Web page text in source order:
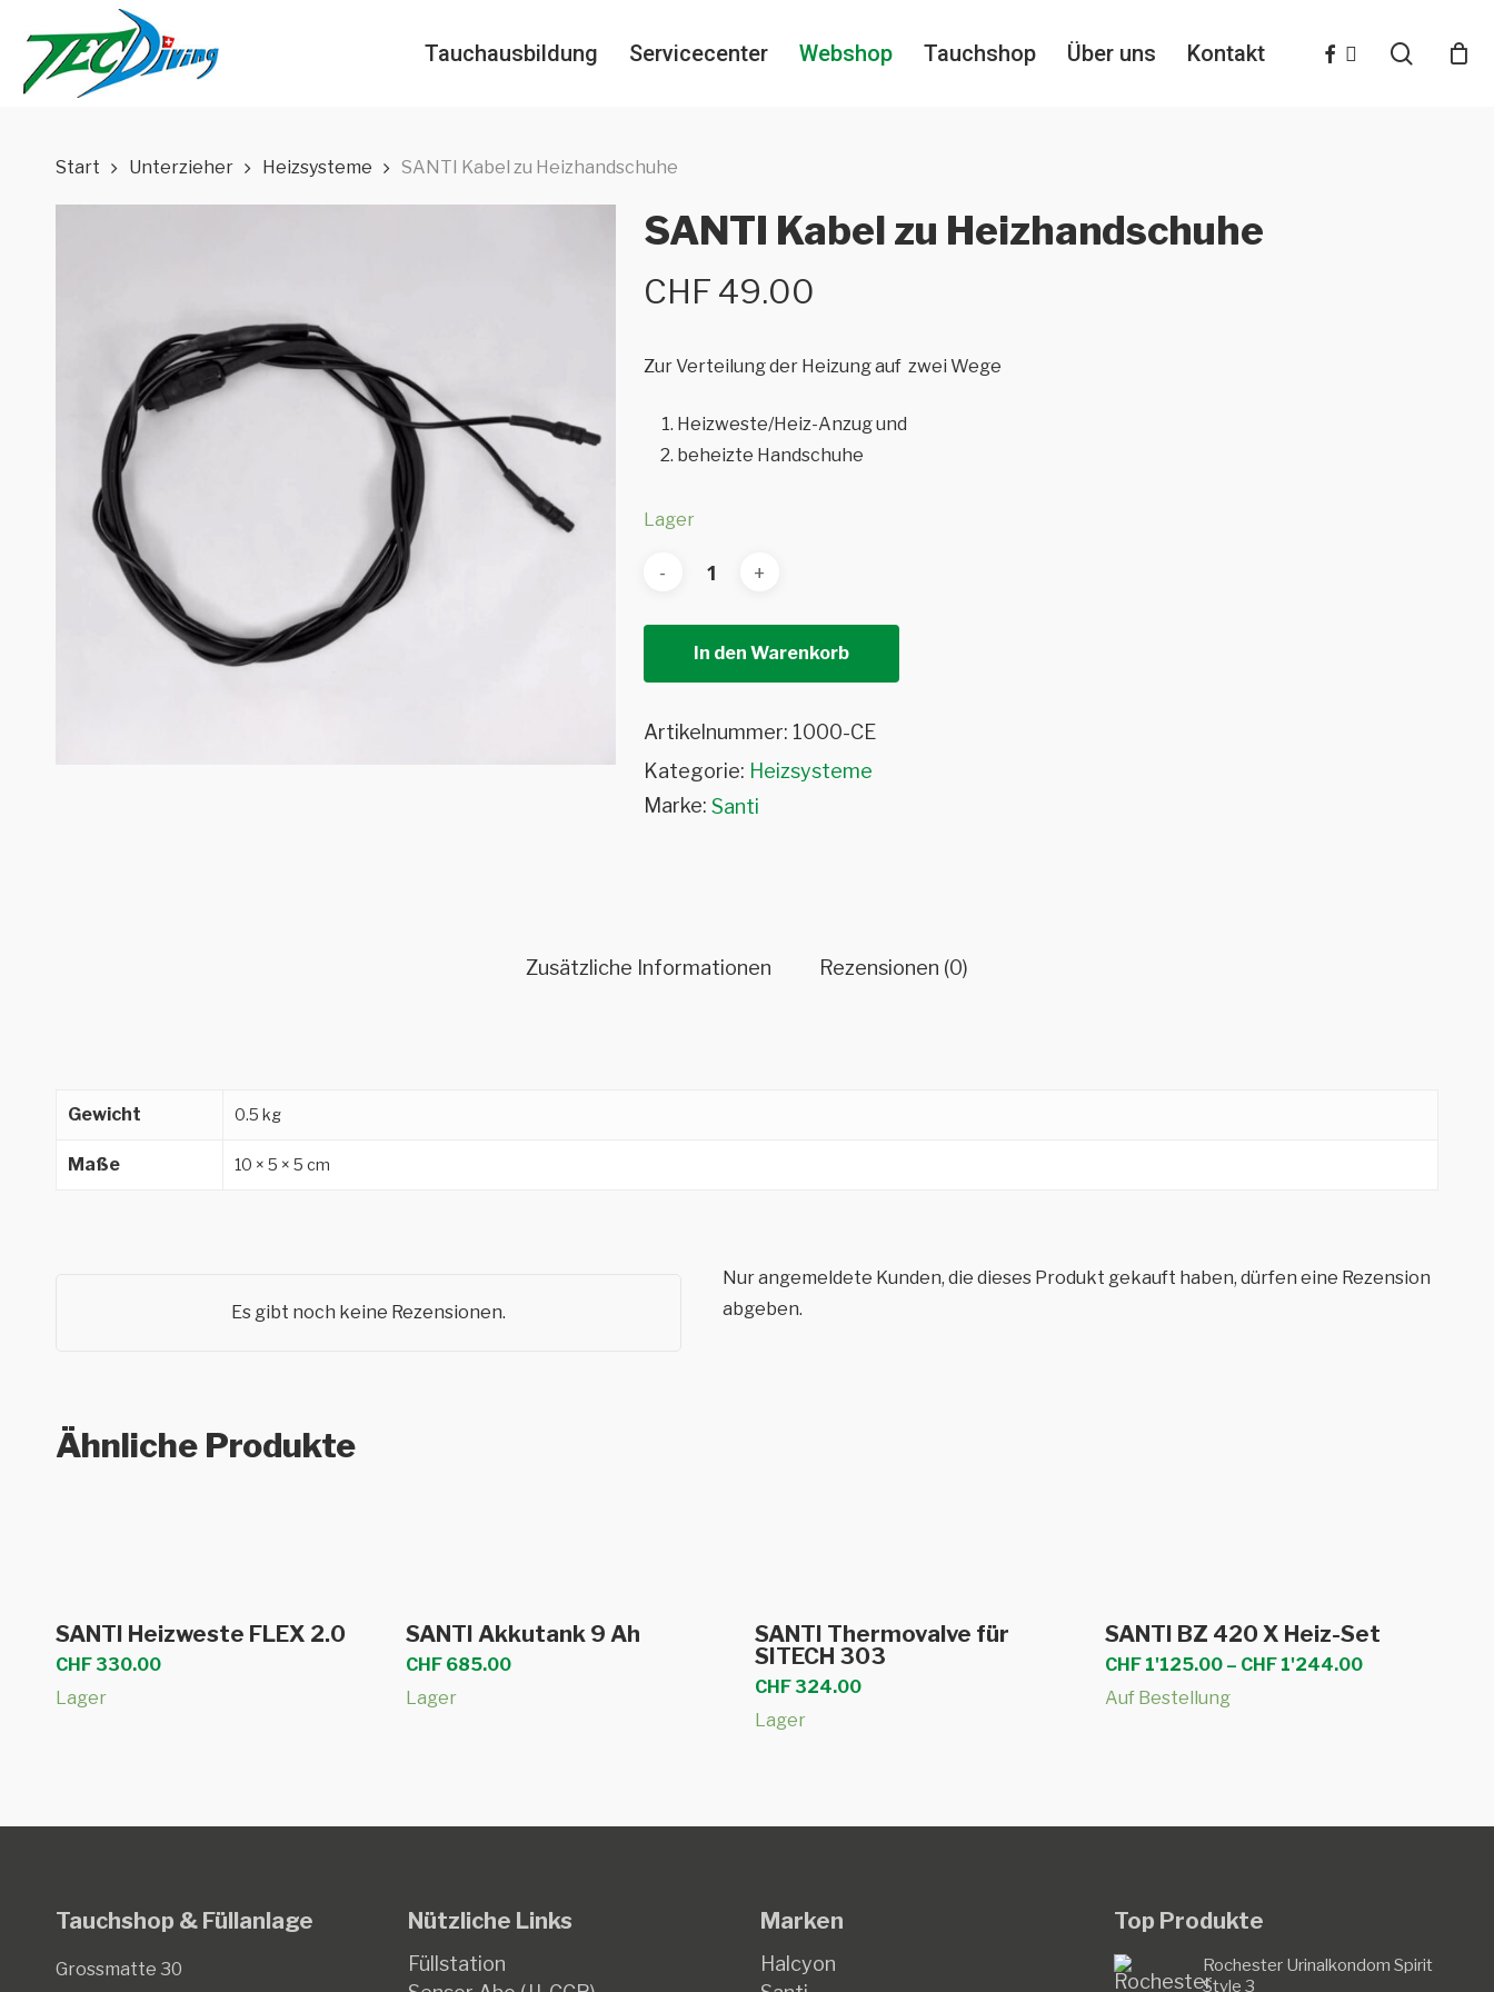
main
Tauchausbildung Servicecenter Webshop Tauchshop Über uns Kontakt facebook
instagramsearch
Start Unterzieher Heizsysteme SANTI Kabel zu Heizhandschuhe
SANTI Kabel zu Heizhandschuhe
CHF 49.00
Zur Verteilung der Heizung auf zwei Wege
Heizweste/Heiz-Anzug und
beheizte Handschuhe
Lager
In den Warenkorb
Artikelnummer: 1000-CE
Kategorie: Heizsysteme
Marke: Santi
Zusätzliche Informationen Rezensionen (0)
Gewicht 0.5 kg
Maße 10 × 5 × 5 cm
Es gibt noch keine Rezensionen.
Nur angemeldete Kunden, die dieses Produkt gekauft haben, dürfen eine Rezension
abgeben.
Ähnliche Produkte
Ausführung wählen
Produkt
weist
mehrere
Optionen
der
Produktseite
SANTI Heizweste FLEX 2.0
CHF330.00
Lager
In den Warenkorb
SANTI Akkutank 9 Ah
CHF685.00
Lager
In den Warenkorb
SANTI Thermovalve für
SITECH 303
CHF324.00
Lager
Ausführung wählen
Produkt
weist
mehrere
Optionen
der
Produktseite
SANTI BZ 420 X Heiz-Set
CHF 1'125.00 – CHF 1'244.00Preisspanne:
Auf Bestellung
Tauchshop & Füllanlage
Grossmatte 30
Nützliche Links
Füllstation
Marken
Halcyon
Top Produkte
Rochester Urinalkondom Spirit
Style 3